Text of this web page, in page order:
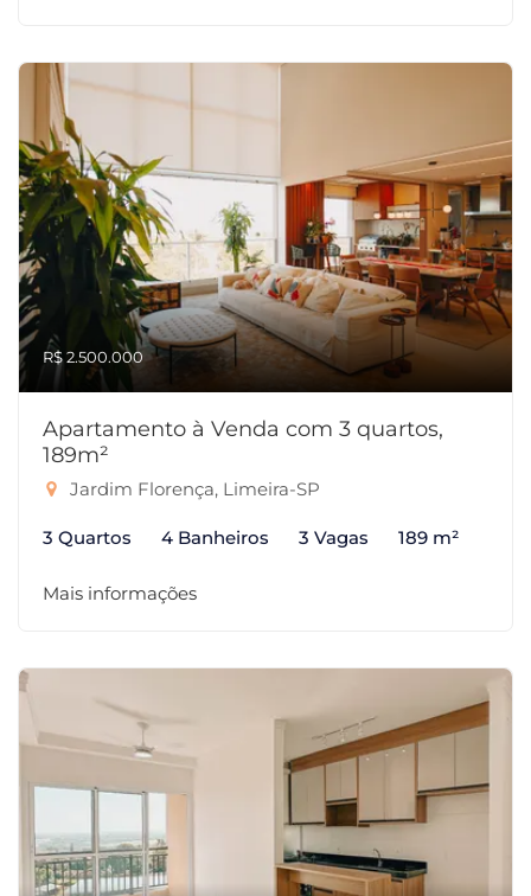
R$ 2.500.000
Apartamento à Venda com 3 quartos,
189m²
Jardim Florença, Limeira-SP
3 Quartos 4 Banheiros 3 Vagas 189 m²
Mais informações